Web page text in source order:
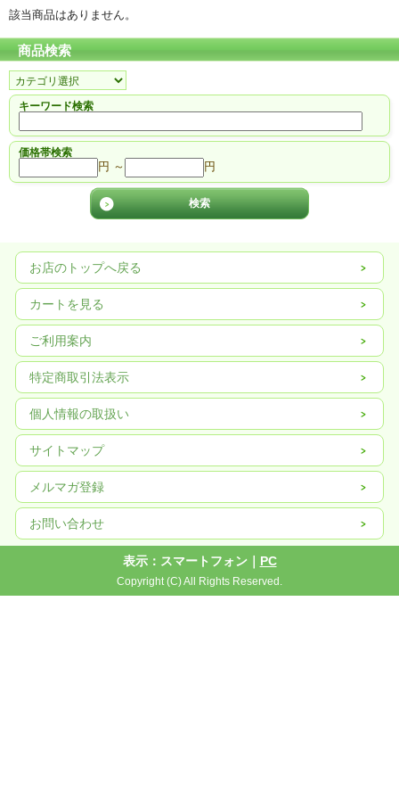
該当商品はありません。
商品検索
キーワード検索
価格帯検索
円 ～ 円
お店のトップへ戻る
カートを見る
ご利用案内
特定商取引法表示
個人情報の取扱い
サイトマップ
メルマガ登録
お問い合わせ
表示：スマートフォン｜ PC
Copyright (C) All Rights Reserved.